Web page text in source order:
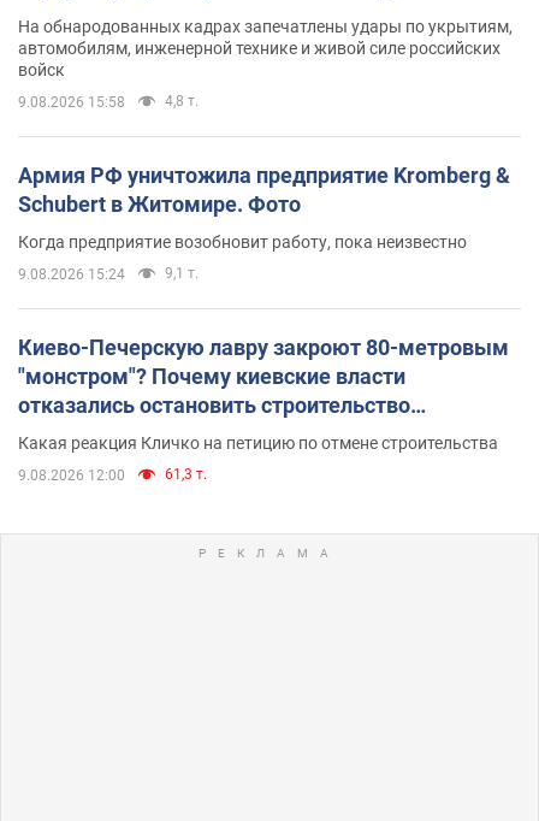
На обнародованных кадрах запечатлены удары по укрытиям,
автомобилям, инженерной технике и живой силе российских
войск
9.08.2026 15:58 4,8 т.
Армия РФ уничтожила предприятие Kromberg &
Schubert в Житомире. Фото
Когда предприятие возобновит работу, пока неизвестно
9.08.2026 15:24 9,1 т.
Киево-Печерскую лавру закроют 80-метровым
"монстром"? Почему киевские власти
отказались остановить строительство
небоскреба "московского верующего"
Какая реакция Кличко на петицию по отмене строительства
9.08.2026 12:00 61,3 т.